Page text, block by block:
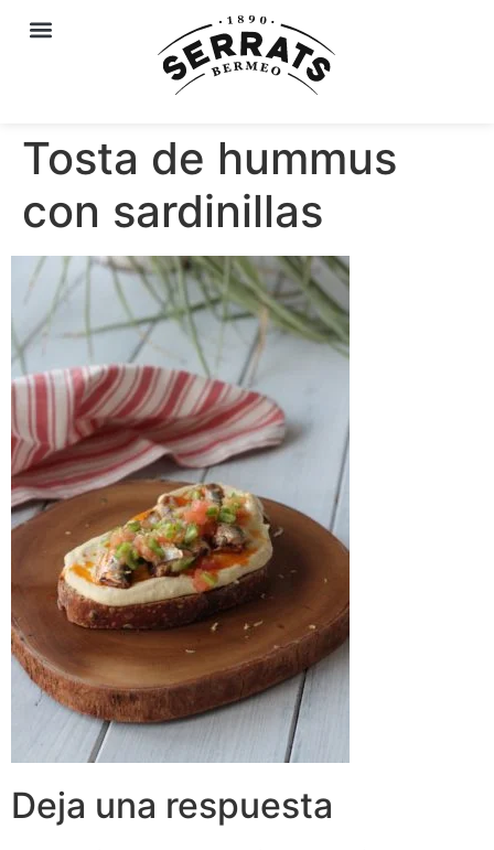
Tosta de hummus
con sardinillas
Deja una respuesta